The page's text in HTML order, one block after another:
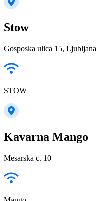
Stow
Gosposka ulica 15, Ljubljana
STOW
Kavarna Mango
Mesarska c. 10